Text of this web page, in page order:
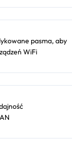
pasma, aby
WiFi